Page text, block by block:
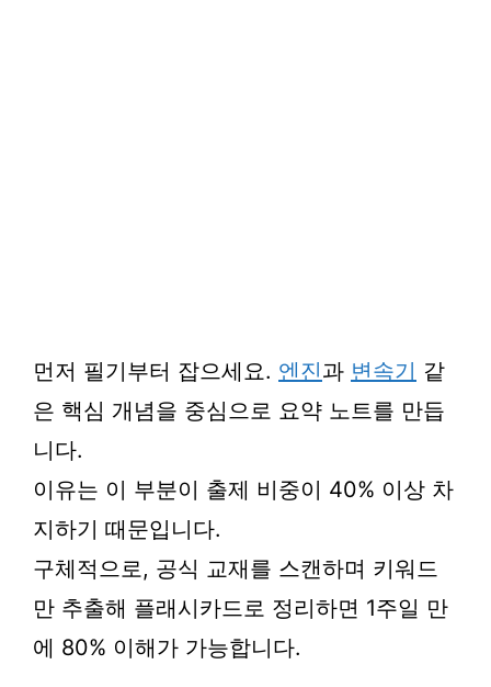
먼저 필기부터 잡으세요. 엔진과 변속기 같
은 핵심 개념을 중심으로 요약 노트를 만듭
니다.
이유는 이 부분이 출제 비중이 40% 이상 차
지하기 때문입니다.
구체적으로, 공식 교재를 스캔하며 키워드
만 추출해 플래시카드로 정리하면 1주일 만
에 80% 이해가 가능합니다.